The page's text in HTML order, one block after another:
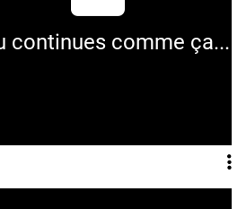
continues comme ça...